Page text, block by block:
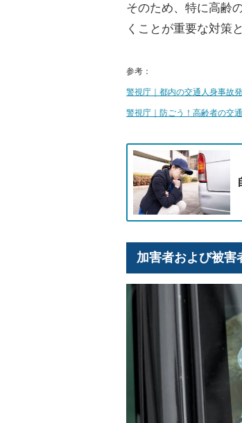
そのため、特に高齢
くことが重要な対策
参考：
警視庁｜都内の交通人身事故
警視庁｜防ごう！高齢者の交通
加害者および被害